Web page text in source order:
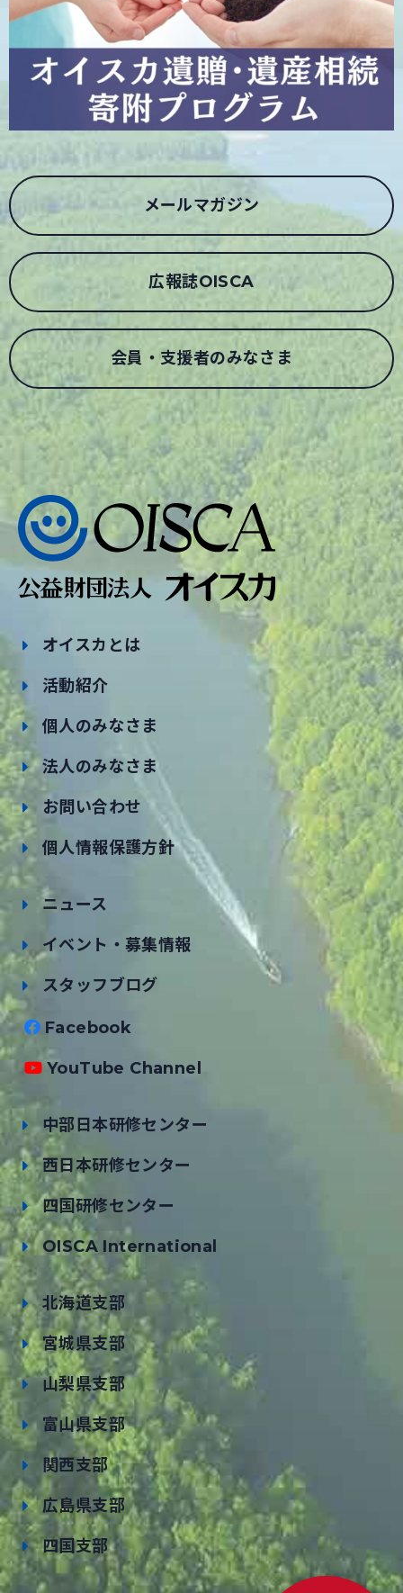
メールマガジン
広報誌OISCA
会員・支援者のみなさま
オイスカとは
活動紹介
個人のみなさま
法人のみなさま
お問い合わせ
個人情報保護方針
ニュース
イベント・募集情報
スタッフブログ
Facebook
YouTube Channel
中部日本研修センター
西日本研修センター
四国研修センター
OISCA International
北海道支部
宮城県支部
山梨県支部
富山県支部
関西支部
広島県支部
四国支部